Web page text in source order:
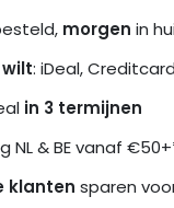
morgen in
: iDeal,
in 3 termijnen
NL & BE vanaf
klanten sparen